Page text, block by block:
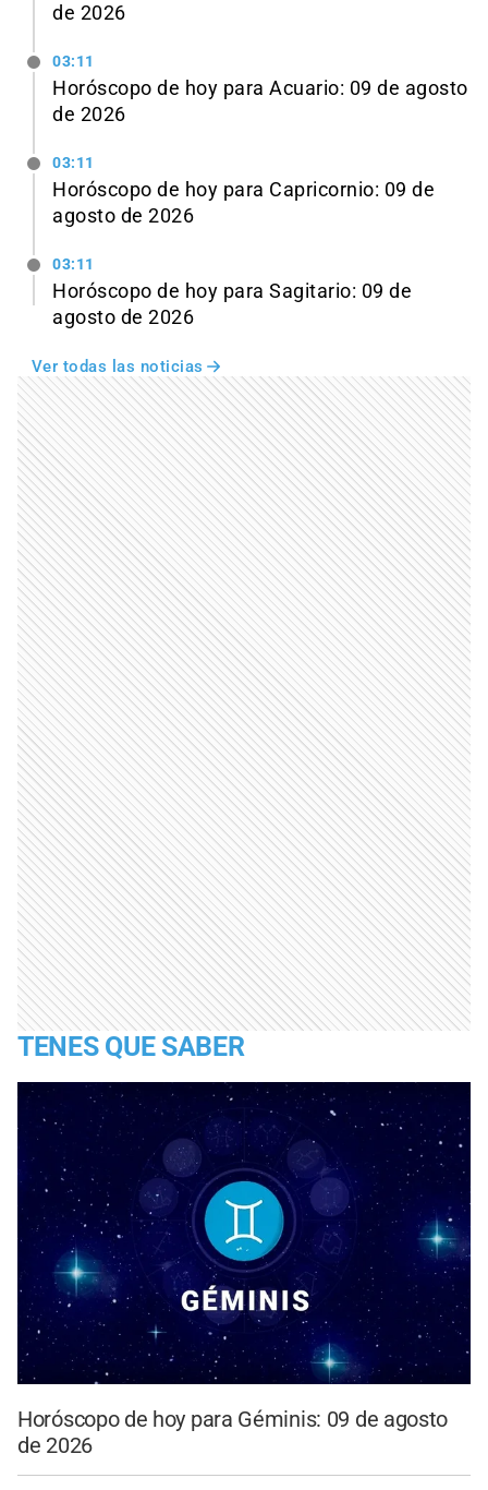
de 2026
03:11
Horóscopo de hoy para Acuario: 09 de agosto
de 2026
03:11
Horóscopo de hoy para Capricornio: 09 de
agosto de 2026
03:11
Horóscopo de hoy para Sagitario: 09 de
agosto de 2026
Ver todas las noticias
TENES QUE SABER
Horóscopo de hoy para Géminis: 09 de agosto
de 2026